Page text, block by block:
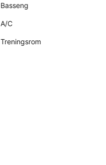
Basseng
A/C
Treningsrom